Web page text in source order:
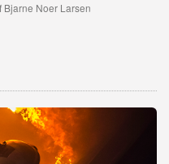
Bjarne Noer Larsen